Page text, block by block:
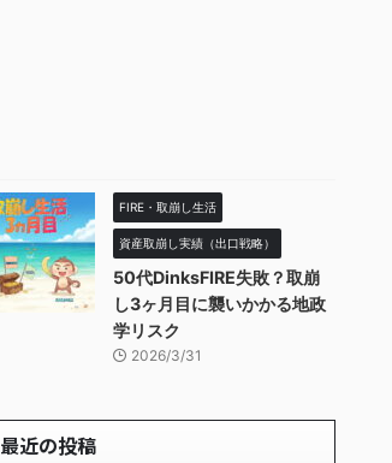
FIRE・取崩し生活
資産取崩し実績（出口戦略）
50代DinksFIRE失敗？取崩
し3ヶ月目に襲いかかる地政
学リスク
2026/3/31
最近の投稿